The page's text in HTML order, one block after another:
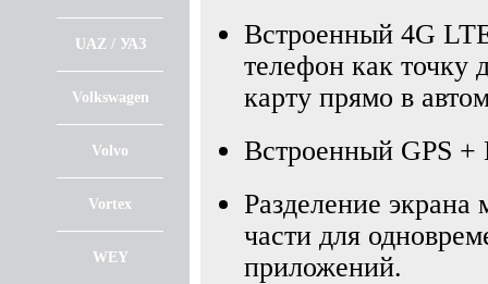
UAZ / УАЗ
Volkswagen
Volvo
Vortex
WEY
Встроенный 4G
телефон как точку
карту прямо в
Встроенный GPS
Разделение
части для
приложений.